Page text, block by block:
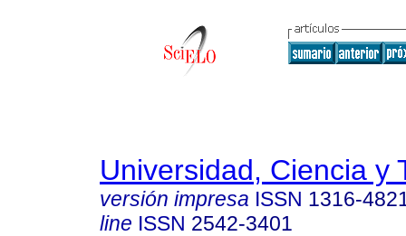
Universidad, Ciencia y
versión impresa ISSN 1316-
line ISSN 2542-3401